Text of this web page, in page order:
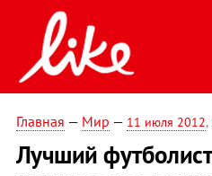
Главная — Мир — 11 июля 2012
Лучший